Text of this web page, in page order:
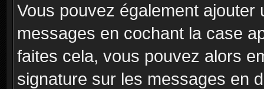
Vous pouvez également
messages en cochant la case
faites cela, vous pouvez alors
signature sur les messages en